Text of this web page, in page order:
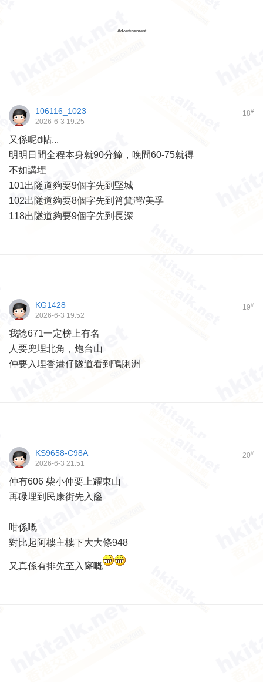
Advertisement
18#
106116_1023
2026-6-3 19:25
又係呢d帖...
明明日間全程本身就90分鐘，晚間60-75就得
不如講埋
101出隧道夠要9個字先到堅城
102出隧道夠要8個字先到筲箕灣/美孚
118出隧道夠要9個字先到長深
19#
KG1428
2026-6-3 19:52
我諗671一定榜上有名
人要兜埋北角，炮台山
仲要入埋香港仔隧道看到鴨脷洲
20#
KS9658-C98A
2026-6-3 21:51
仲有606 柴小仲要上耀東山
再碌埋到民康街先入窿
咁係嘅
對比起阿樓主樓下大大條948
又真係有排先至入窿嘅